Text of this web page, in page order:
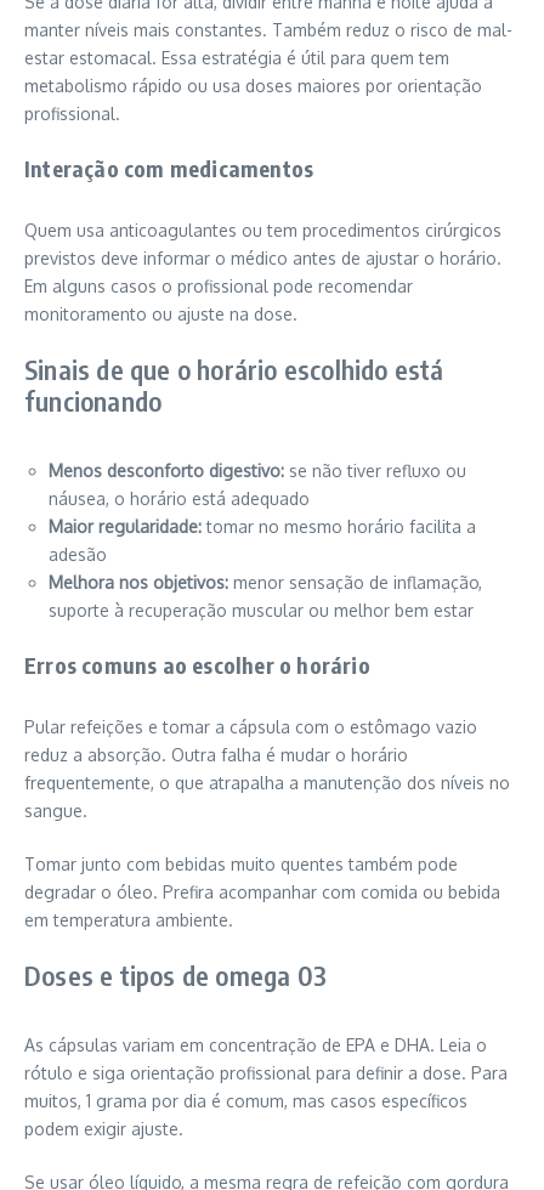
manter níveis mais constantes. Também reduz o risco de mal-
estar estomacal. Essa estratégia é útil para quem tem
metabolismo rápido ou usa doses maiores por orientação
profissional.
Interação com medicamentos
Quem usa anticoagulantes ou tem procedimentos cirúrgicos
previstos deve informar o médico antes de ajustar o horário.
Em alguns casos o profissional pode recomendar
monitoramento ou ajuste na dose.
Sinais de que o horário escolhido está
funcionando
Menos desconforto digestivo: se não tiver refluxo ou
náusea, o horário está adequado
Maior regularidade:tomar no mesmo horário facilita a
adesão
Melhora nos objetivos: menor sensação de inflamação,
suporte à recuperação muscular ou melhor bem estar
Erros comuns ao escolher o horário
Pular refeições e tomar a cápsula com o estômago vazio
reduz a absorção. Outra falha é mudar o horário
frequentemente, o que atrapalha a manutenção dos níveis no
sangue.
Tomar junto com bebidas muito quentes também pode
degradar o óleo. Prefira acompanhar com comida ou bebida
em temperatura ambiente.
Doses e tipos de omega 03
As cápsulas variam em concentração de EPA e DHA. Leia o
rótulo e siga orientação profissional para definir a dose. Para
muitos, 1 grama por dia é comum, mas casos específicos
podem exigir ajuste.
Se usar óleo líquido, a mesma regra de refeição com gordura